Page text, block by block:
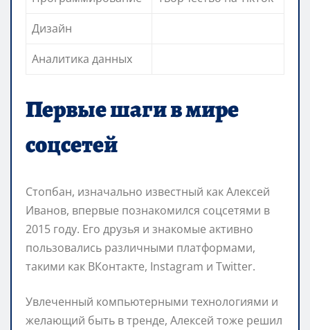
Дизайн
Аналитика данных
Первые шаги в мире
соцсетей
Стопбан, изначально известный как Алексей
Иванов, впервые познакомился соцсетями в
2015 году. Его друзья и знакомые активно
пользовались различными платформами,
такими как ВКонтакте, Instagram и Twitter.
Увлеченный компьютерными технологиями и
желающий быть в тренде, Алексей тоже решил